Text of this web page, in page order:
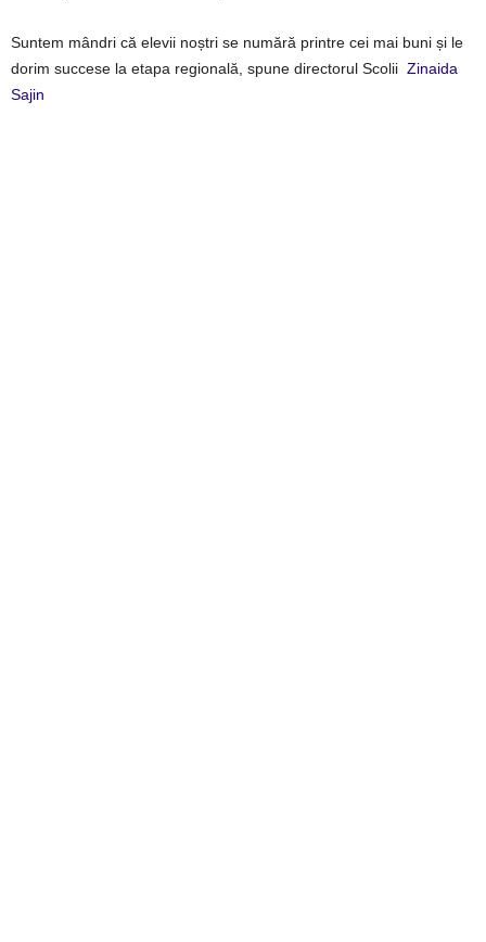
Suntem mândri că elevii noștri se numără printre cei mai buni și le
dorim succese la etapa regională, spune directorul Scolii Zinaida
Sajin